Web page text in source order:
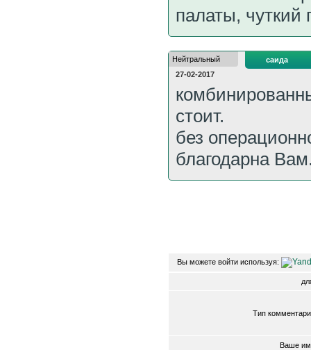
палаты,
Нейтральный
27-02-2017
саида
стоит.
без
благодарна
Вы можете войти используя:
Тип
Ваше